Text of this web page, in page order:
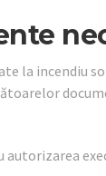
la incendiu
autorizarea